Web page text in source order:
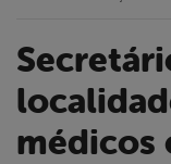
Secretário anuncia
médicos